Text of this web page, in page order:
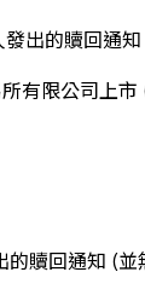
出的贖回通
有限公司上
贖回通知 (並